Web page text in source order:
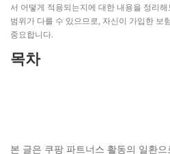
서 어떻게 적용되는지에 대한 내용을 정리
범위가 다를 수 있으므로, 자신이 가입한 보
중요합니다.
목차
본 글은 쿠팡 파트너스 활동의 일환